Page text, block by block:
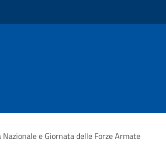
e Giornata delle Forze Armate